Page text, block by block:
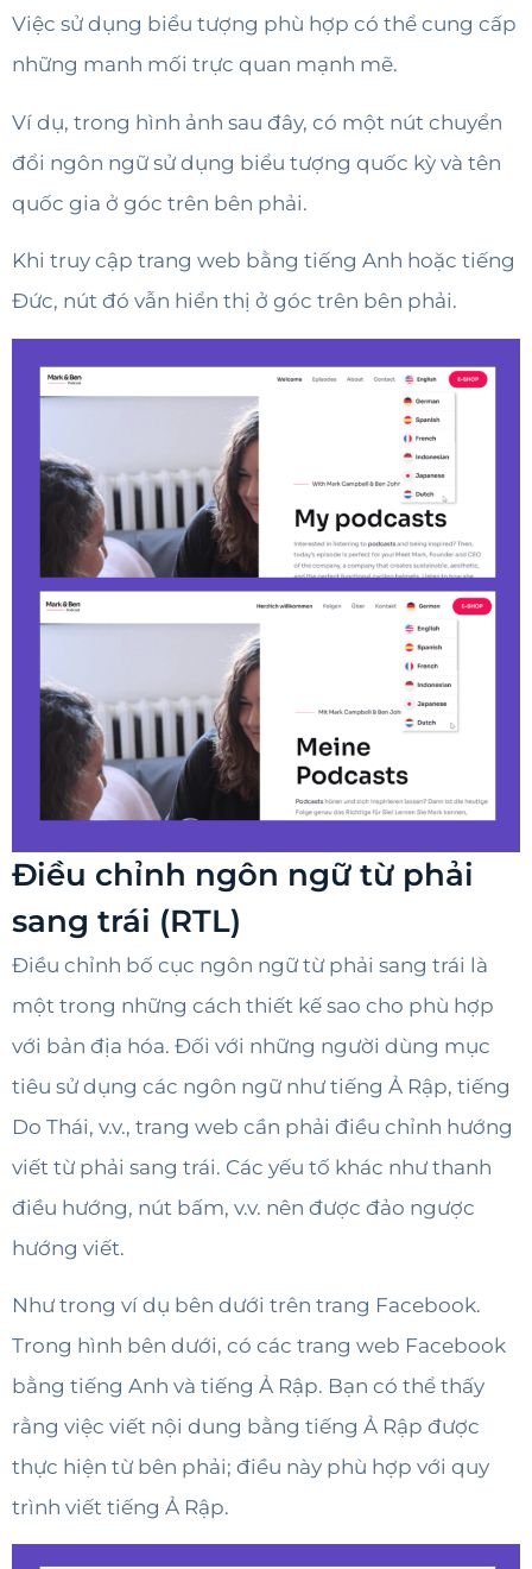
Việc sử dụng biểu tượng phù hợp có thể cung cấp
những manh mối trực quan mạnh mẽ.
Ví dụ, trong hình ảnh sau đây, có một nút chuyển
đổi ngôn ngữ sử dụng biểu tượng quốc kỳ và tên
quốc gia ở góc trên bên phải.
Khi truy cập trang web bằng tiếng Anh hoặc tiếng
Đức, nút đó vẫn hiển thị ở góc trên bên phải.
Điều chỉnh ngôn ngữ từ phải
sang trái (RTL)
Điều chỉnh bố cục ngôn ngữ từ phải sang trái là
một trong những cách thiết kế sao cho phù hợp
với bản địa hóa. Đối với những người dùng mục
tiêu sử dụng các ngôn ngữ như tiếng Ả Rập, tiếng
Do Thái, v.v., trang web cần phải điều chỉnh hướng
viết từ phải sang trái. Các yếu tố khác như thanh
điều hướng, nút bấm, v.v. nên được đảo ngược
hướng viết.
Như trong ví dụ bên dưới trên trang Facebook.
Trong hình bên dưới, có các trang web Facebook
bằng tiếng Anh và tiếng Ả Rập. Bạn có thể thấy
rằng việc viết nội dung bằng tiếng Ả Rập được
thực hiện từ bên phải; điều này phù hợp với quy
trình viết tiếng Ả Rập.